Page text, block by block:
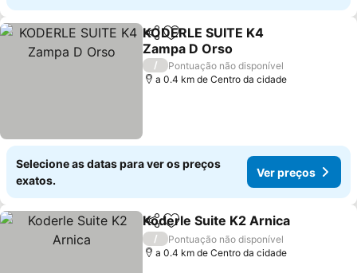
PartilharAdicionar aos favoritos
KODERLE SUITE K4
Zampa D Orso
Ver preços
/
Pontuação não disponível
a 0.4 km de Centro da cidade
Selecione as datas para ver os preços
exatos.
Ver preços
PartilharAdicionar aos favoritos
Koderle Suite K2 Arnica
/
Pontuação não disponível
a 0.4 km de Centro da cidade